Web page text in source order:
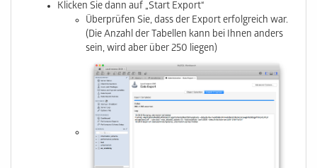
Klicken Sie dann auf „Start Export“
Überprüfen Sie, dass der Export erfolgreich war.
(Die Anzahl der Tabellen kann bei Ihnen anders
sein, wird aber über 250 liegen)